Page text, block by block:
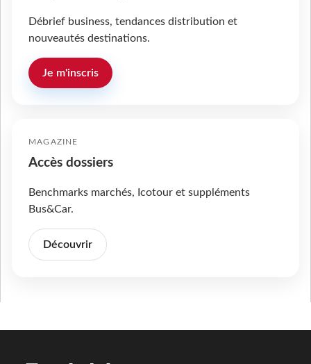
Débrief business, tendances distribution et
nouveautés destinations.
Je m'inscris
MAGAZINE
Accès dossiers
Benchmarks marchés, Icotour et suppléments
Bus&Car.
Découvrir